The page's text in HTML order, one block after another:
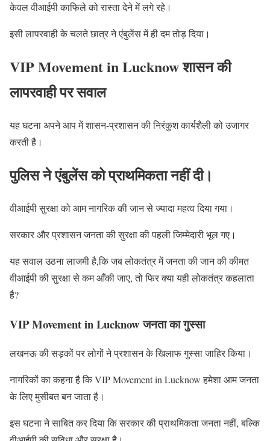
केवल वीआईपी काफिले को रास्ता देने में लगे रहे।
इसी लापरवाही के चलते छात्र ने एंबुलेंस में ही दम तोड़ दिया।
VIP Movement in Lucknow शासन की
लापरवाही पर सवाल
यह घटना अपने आप में शासन-प्रशासन की निरंकुश कार्यशैली को उजागर
करती है।
पुलिस ने एंबुलेंस को प्राथमिकता नहीं दी।
वीआईपी सुरक्षा को आम नागरिक की जान से ज्यादा महत्व दिया गया।
सरकार और प्रशासन जनता की सुरक्षा की पहली जिम्मेदारी भूल गए।
यह सवाल उठना लाजमी है,कि जब लोकतंत्र में जनता की जान की कीमत
वीआईपी की सुरक्षा से कम आँकी जाए, तो फिर क्या यही लोकतंत्र कहलाता
है?
VIP Movement in Lucknow जनता का गुस्सा
लखनऊ की सड़कों पर लोगों ने प्रशासन के खिलाफ गुस्सा जाहिर किया।
नागरिकों का कहना है कि VIP Movement in Lucknow हमेशा आम जनता
के लिए मुसीबत बन जाता है।
इस घटना ने साबित कर दिया कि सरकार की प्राथमिकता जनता नहीं, बल्कि